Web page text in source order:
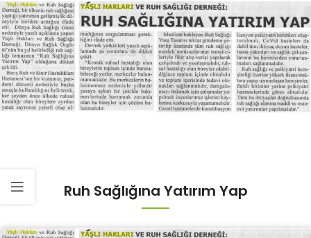
Ruh Sağlığına Yatırım Yap